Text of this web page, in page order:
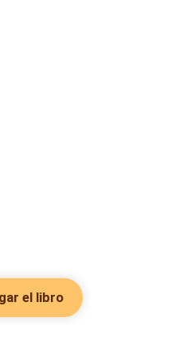
el libro